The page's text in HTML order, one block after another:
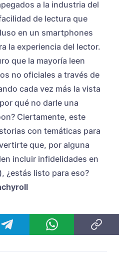
a la industria del
de lectura que
en un smartphones
la experiencia del lector.
que la mayoría leen
no oficiales a través de
cada vez más la vista
qué no darle una
Ciertamente, este
con temáticas para
que, por alguna
incluir infidelidades en
¿estás listo para eso?